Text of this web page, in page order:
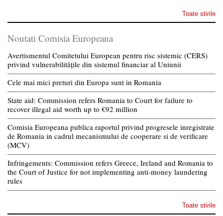
Toate stirile
Noutati Comisia Europeana
Avertismentul Comitetului European pentru risc sistemic (CERS)
privind vulnerabilitățile din sistemul financiar al Uniunii
Cele mai mici preturi din Europa sunt in Romania
State aid: Commission refers Romania to Court for failure to
recover illegal aid worth up to €92 million
Comisia Europeana publica raportul privind progresele inregistrate
de Romania in cadrul mecanismului de cooperare si de verificare
(MCV)
Infringements: Commission refers Greece, Ireland and Romania to
the Court of Justice for not implementing anti-money laundering
rules
Toate stirile